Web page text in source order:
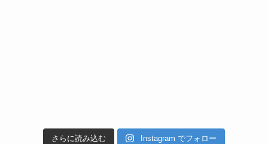
さらに読み込む Instagram でフォロー